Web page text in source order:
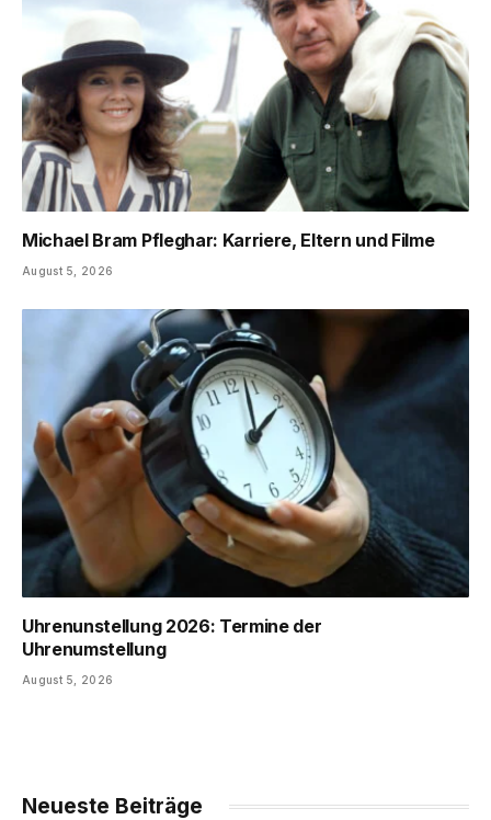
Michael Bram Pfleghar: Karriere, Eltern und Filme
August 5, 2026
Uhrenunstellung 2026: Termine der
Uhrenumstellung
August 5, 2026
Neueste Beiträge